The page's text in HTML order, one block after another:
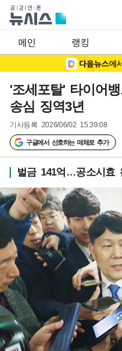
메인 랭킹
'조세포탈' 타이어
송심 징역3년
기사등록 2026/06/02 15:39:08
구글에서 선호하는 매체로 추가
벌금 141억…공소시효